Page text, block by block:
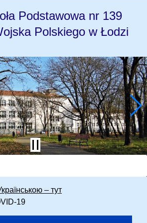
Podstawowa nr 139
Polskiego w Łodzi
– тут
19